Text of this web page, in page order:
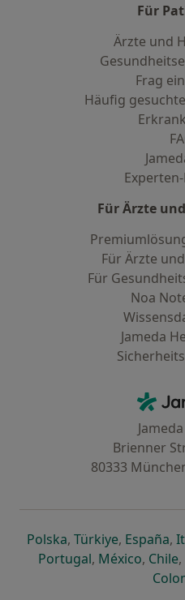
Für
Ärzte und
Frag
Häufig
Für Ärzte
Für Ärzte
Für
Noa
Jameda
Brienner
80333
Polskaöffnet in einer
, Türkiyeöffnet in
, España,
Portugalöffnet in einer
, Méxicoöffnet
, Chile,